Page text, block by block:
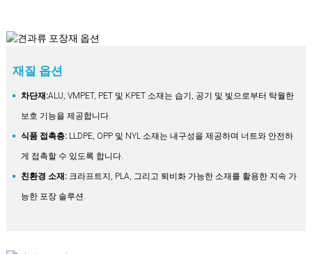
재질 옵션
차단재:ALU, VMPET, PET 및 KPET 소재는 습기, 공기 및 빛으로부터 탁월한
보호 기능을 제공합니다.
식품 접촉층: LLDPE, OPP 및 NYL 소재는 내구성을 제공하며 너트와 안전하
게 접촉할 수 있도록 합니다.
친환경 소재: 크라프트지, PLA, 그리고 퇴비화 가능한 소재를 활용한 지속 가
능한 포장 솔루션.